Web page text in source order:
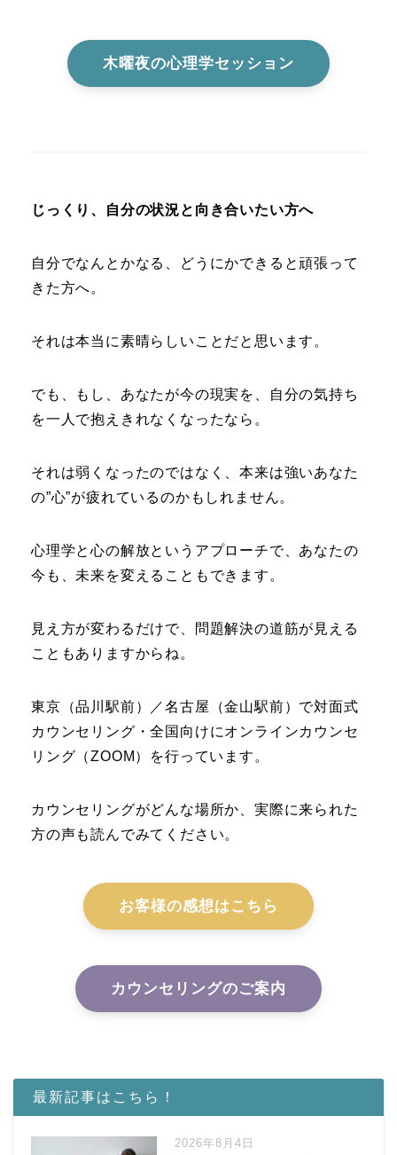
木曜夜の心理学セッション
じっくり、自分の状況と向き合いたい方へ
自分でなんとかなる、どうにかできると頑張って
きた方へ。
それは本当に素晴らしいことだと思います。
でも、もし、あなたが今の現実を、自分の気持ち
を一人で抱えきれなくなったなら。
それは弱くなったのではなく、本来は強いあなた
の”心”が疲れているのかもしれません。
心理学と心の解放というアプローチで、あなたの
今も、未来を変えることもできます。
見え方が変わるだけで、問題解決の道筋が見える
こともありますからね。
東京（品川駅前）／名古屋（金山駅前）で対面式
カウンセリング・全国向けにオンラインカウンセ
リング（ZOOM）を行っています。
カウンセリングがどんな場所か、実際に来られた
方の声も読んでみてください。
お客様の感想はこちら
カウンセリングのご案内
最新記事はこちら！
2026年8月4日